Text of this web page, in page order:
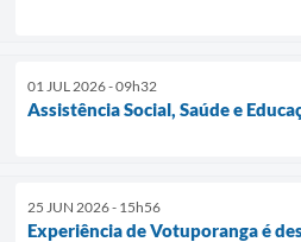
01 JUL 2026 - 09h32
Assistência Social, Saúde e
25 JUN 2026 - 15h56
Experiência de Votuporanga é